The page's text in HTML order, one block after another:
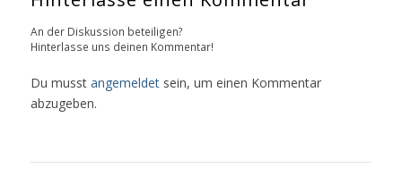
An der Diskussion beteiligen?
Hinterlasse uns deinen Kommentar!
Du musst angemeldetsein, um einen Kommentar
abzugeben.